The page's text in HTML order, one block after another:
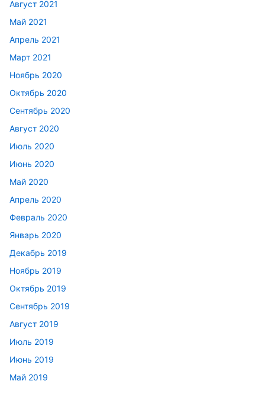
Август 2021
Май 2021
Апрель 2021
Март 2021
Ноябрь 2020
Октябрь 2020
Сентябрь 2020
Август 2020
Июль 2020
Июнь 2020
Май 2020
Апрель 2020
Февраль 2020
Январь 2020
Декабрь 2019
Ноябрь 2019
Октябрь 2019
Сентябрь 2019
Август 2019
Июль 2019
Июнь 2019
Май 2019